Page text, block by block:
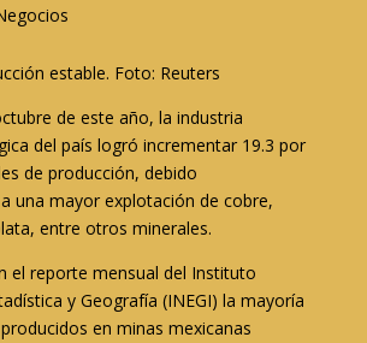
estable. Foto: Reuters
de este año, la industria
del país logró incrementar 19.3 por
de producción, debido
una mayor explotación de cobre,
entre otros minerales.
el reporte mensual del Instituto
y Geografía (INEGI) la mayoría
en minas mexicanas